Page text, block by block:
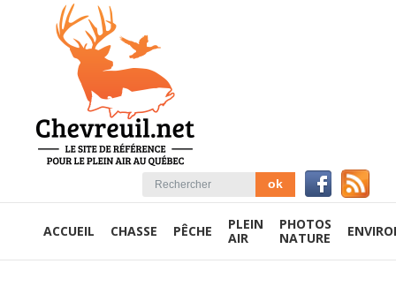
ACCUEIL CHASSE PÊCHE
PLEIN
AIR
PHOTOS
NATURE